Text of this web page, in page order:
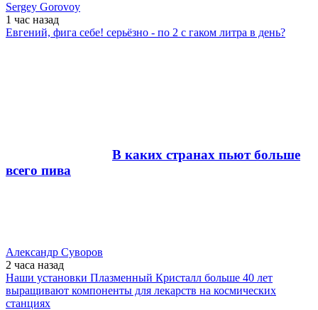
Sergey Gorovoy
1 час назад
Евгений, фига себе! серьёзно - по 2 с гаком литра в день?
В каких странах пьют больше
всего пива
Александр Суворов
2 часа назад
Наши установки Плазменный Кристалл больше 40 лет
выращивают компоненты для лекарств на космических
станциях